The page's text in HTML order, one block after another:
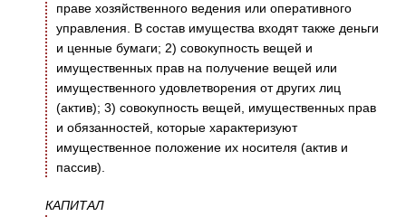
праве хозяйственного ведения или оперативного
управления. В состав имущества входят также деньги
и ценные бумаги; 2) совокупность вещей и
имущественных прав на получение вещей или
имущественного удовлетворения от других лиц
(актив); 3) совокупность вещей, имущественных прав
и обязанностей, которые характеризуют
имущественное положение их носителя (актив и
пассив).
КАПИТАЛ